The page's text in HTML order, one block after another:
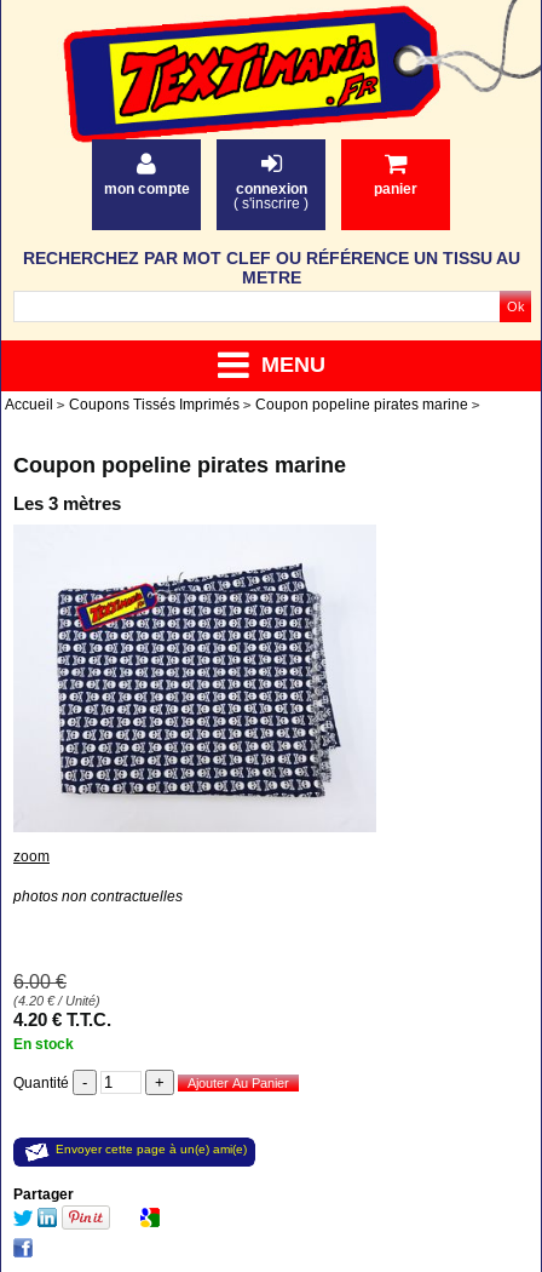
mon compte
connexion
( s'inscrire )
panier
MENU
RECHERCHEZ PAR MOT CLEF OU RÉFÉRENCE UN TISSU AU
METRE
Accueil Coupons Tissés Imprimés Coupon popeline pirates marine
Coupon popeline pirates marine
Les 3 mètres
zoom
photos non contractuelles
6.00 €
(4.20 €/ Unité)
4.20 € T.T.C.
En stock
Quantité
Envoyer cette page à un(e) ami(e)
Partager